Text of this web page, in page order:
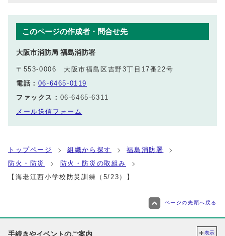
このページの作成者・問合せ先
大阪市消防局 福島消防署
〒553-0006 大阪市福島区吉野3丁目17番22号
電話： 06-6465-0119
ファックス： 06-6465-6311
メール送信フォーム
トップページ 組織から探す
福島消防署
防火・防災
防火・防災の取組み
【海老江西小学校防災訓練（5/23）】
ページの先頭へ戻る
手続きやイベントのご案内 表示